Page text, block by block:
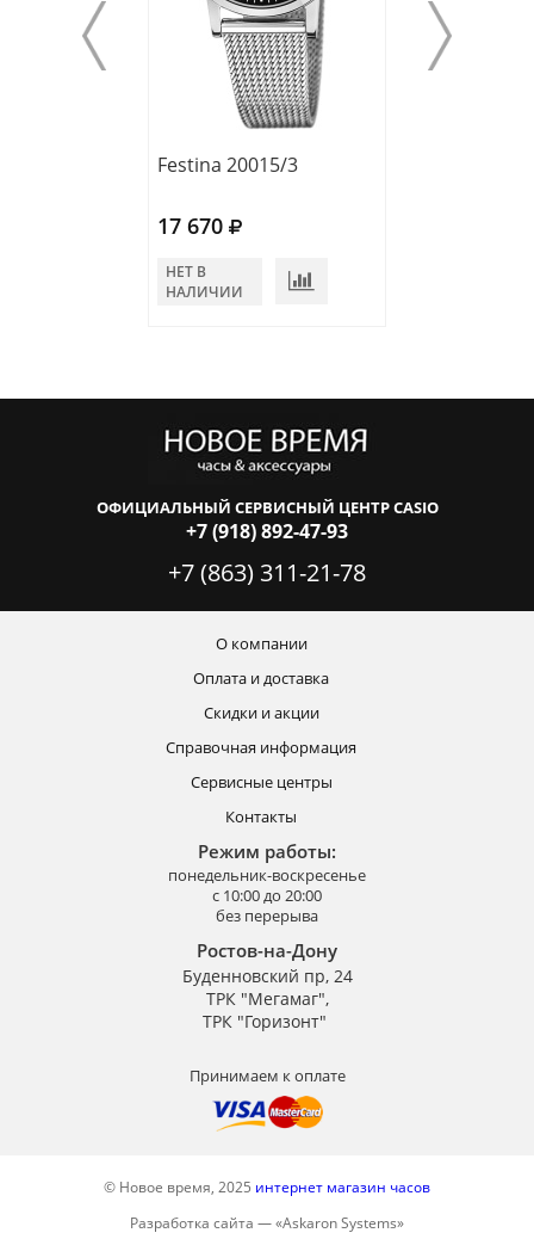
Festina 20015/3
17 670
НЕТ В
НАЛИЧИИ
ОФИЦИАЛЬНЫЙ СЕРВИСНЫЙ ЦЕНТР CASIO
+7 (918) 892-47-93
+7 (863) 311-21-78
О компании
Оплата и доставка
Скидки и акции
Справочная информация
Сервисные центры
Контакты
Режим работы:
понедельник-воскресенье
с 10:00 до 20:00
без перерыва
Ростов-на-Дону
Буденновский пр, 24
ТРК "Мегамаг",
ТРК "Горизонт"
Принимаем к оплате
© Новое время, 2025 интернет магазин часов
Разработка сайта —«Askaron Systems»